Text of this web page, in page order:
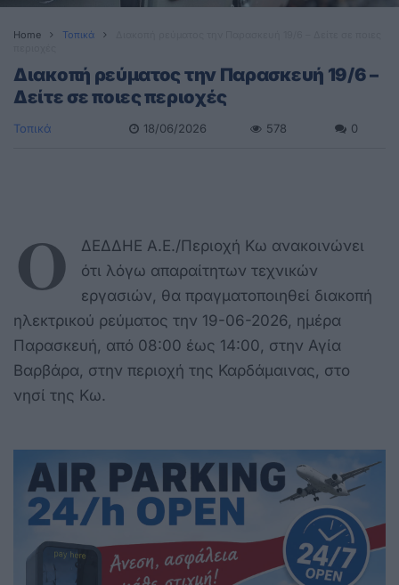
Home Τοπικά
Διακοπή ρεύματος την Παρασκευή 19/6 –
Δείτε σε ποιες περιοχές
Τοπικά 18/06/2026 578 0
Ο
ΔΕΔΔΗΕ Α.Ε./Περιοχή Κω ανακοινώνει
ότι λόγω απαραίτητων τεχνικών
εργασιών, θα πραγματοποιηθεί διακοπή
ηλεκτρικού ρεύματος την 19-06-2026, ημέρα
Παρασκευή, από 08:00 έως 14:00, στην Αγία
Βαρβάρα, στην περιοχή της Καρδάμαινας, στο
νησί της Κω.